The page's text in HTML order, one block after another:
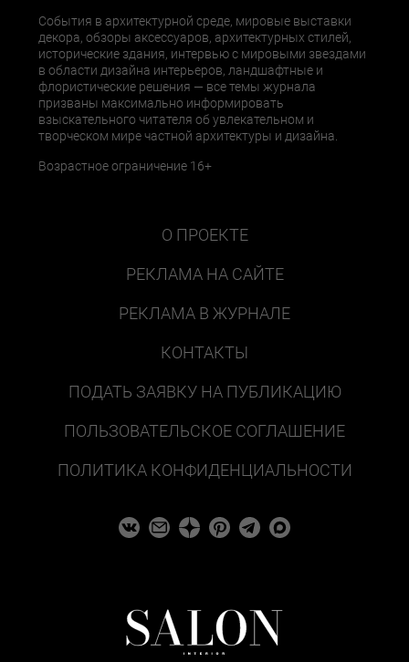
События в архитектурной среде, мировые выставки
декора, обзоры аксессуаров, архитектурных стилей,
исторические здания, интервью с мировыми звездами
в области дизайна интерьеров, ландшафтные и
флористические решения — все темы журнала
призваны максимально информировать
взыскательного читателя об увлекательном и
творческом мире частной архитектуры и дизайна.
Возрастное ограничение 16+
О ПРОЕКТЕ
РЕКЛАМА НА САЙТЕ
РЕКЛАМА В ЖУРНАЛЕ
КОНТАКТЫ
ПОДАТЬ ЗАЯВКУ НА ПУБЛИКАЦИЮ
ПОЛЬЗОВАТЕЛЬСКОЕ СОГЛАШЕНИЕ
ПОЛИТИКА КОНФИДЕНЦИАЛЬНОСТИ